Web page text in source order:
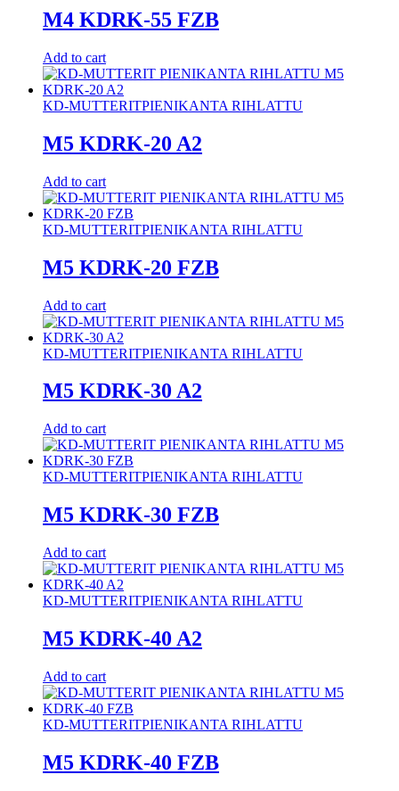
M4 KDRK-55 FZB
Add to cart
KD-MUTTERITPIENIKANTA RIHLATTU
M5 KDRK-20 A2
Add to cart
KD-MUTTERITPIENIKANTA RIHLATTU
M5 KDRK-20 FZB
Add to cart
KD-MUTTERITPIENIKANTA RIHLATTU
M5 KDRK-30 A2
Add to cart
KD-MUTTERITPIENIKANTA RIHLATTU
M5 KDRK-30 FZB
Add to cart
KD-MUTTERITPIENIKANTA RIHLATTU
M5 KDRK-40 A2
Add to cart
KD-MUTTERITPIENIKANTA RIHLATTU
M5 KDRK-40 FZB